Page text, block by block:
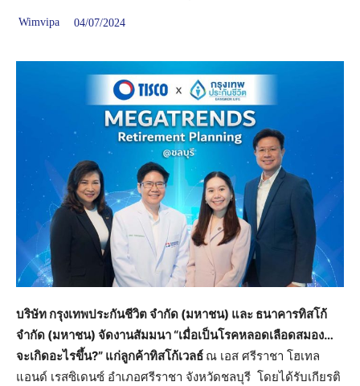
Wimvipa 04/07/2024
บริษัท กรุงเทพประกันชีวิตจำกัด (มหาชน) และ ธนาคารทิสโก้
จำกัด (มหาชน) จัดงานสัมมนา“เมื่อเป็นโรคหลอดเลือดสมอง…
จะเกิดอะไรขึ้น?” แก่ลูกค้าทิสโก้เวลธ์ ณ เอส ศรีราชา โฮเทล
แอนด์ เรสซิเดนซ์ อำเภอศรีราชา จังหวัดชลบุรี โดยได้รับเกียรติ